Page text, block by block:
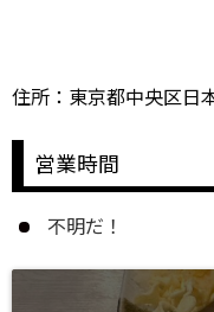
住所：東京都中央区日
営業時間
不明だ！